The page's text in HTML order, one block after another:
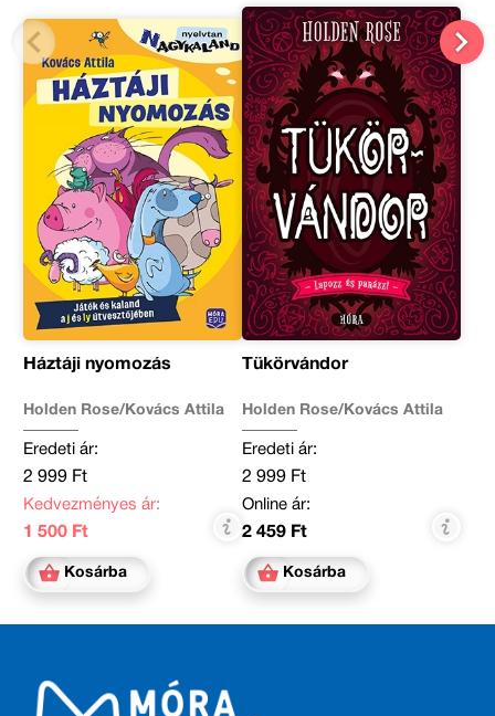
Háztáji nyomozás
Holden Rose/Kovács Attila
Eredeti ár:
2 999 Ft
Kedvezményes ár:
1 500 Ft
Kosárba
Tükörvándor
Holden Rose/Kovács Attila
Eredeti ár:
2 999 Ft
Online ár:
2 459 Ft
Kosárba